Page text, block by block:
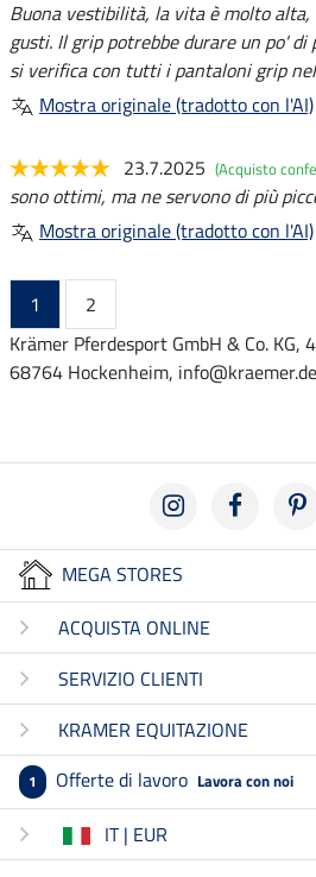
Buona vestibilità, la vita è molto alta,
gusti. Il grip potrebbe durare un po' di
si verifica con tutti i pantaloni grip
Mostra originale (tradotto con l'AI)
23.7.2025 (Acquisto
sono ottimi, ma ne servono di più
Mostra originale (tradotto con l'AI)
1
2
Krämer Pferdesport GmbH & Co. KG,
68764 Hockenheim,
MEGA STORES
ACQUISTA ONLINE
SERVIZIO CLIENTI
KRAMER EQUITAZIONE
1 Offerte di lavoro Lavora con noi
IT | EUR